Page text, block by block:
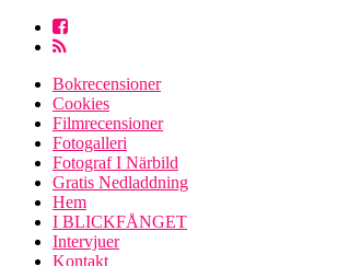
Bokrecensioner
Cookies
Filmrecensioner
Fotogalleri
Fotograf I Närbild
Gratis Nedladdning
Hem
I BLICKFÅNGET
Intervjuer
Kontakt